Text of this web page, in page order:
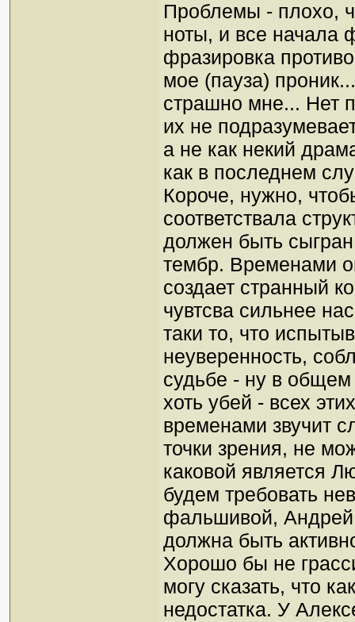
Проблемы - плохо,
ноты, и все начала
фразировка
мое (пауза)
страшно мне... Нет
их не
а не как некий
как в последнем
Короче, нужно,
соответствала
должен быть
тембр. Временами
создает странный
чувтсва сильнее
таки то, что
неуверенность,
судьбе - ну в
хоть убей - всех
временами звучит
точки зрения, не
каковой является
будем требовать
фальшивой,
должна быть
Хорошо бы не
могу сказать, что
недостатка. У